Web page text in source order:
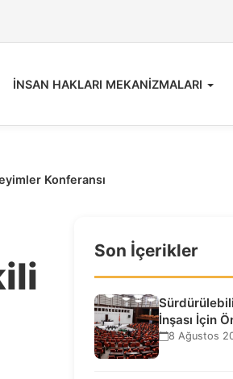
İNSAN HAKLARI MEKANİZMALARI
Konferansı
Son İçerikler
İnşası İçin
8 Ağustos